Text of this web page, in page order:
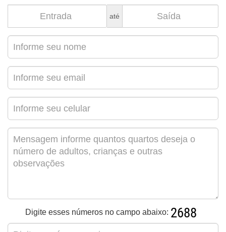
até
Digite esses números no campo abaixo: